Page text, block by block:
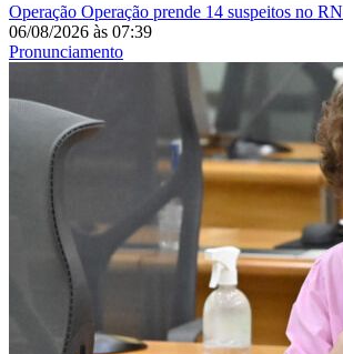
Operação Operação prende 14 suspeitos no RN
06/08/2026 às 07:39
Pronunciamento